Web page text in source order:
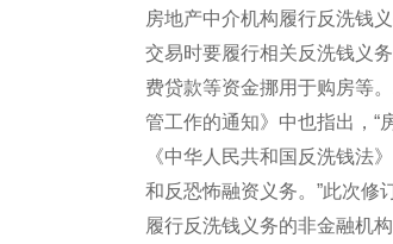
房地产中介机构履行反洗钱
交易时要履行相关反洗钱义
费贷款等资金挪用于购房等
管工作的通知》中也指出，“
《中华人民共和国反洗钱法
和反恐怖融资义务。”此次修
履行反洗钱义务的非金融机